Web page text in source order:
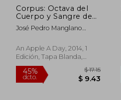
Corpus: Octava del
Cuerpo y Sangre de
Nuestro Señor
Jesucristo. B Endicion
José Pedro Manglano
An Apple A Day, 2014, 1
Edición, Tapa Blanda,
Nuevo